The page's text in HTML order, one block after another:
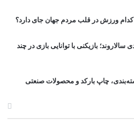
کدام ورزش در قلب مردم جهان جای دارد؟
بازیکنی با توانایی بازی در چند
چاپ بارکد و محصولات صنعتی